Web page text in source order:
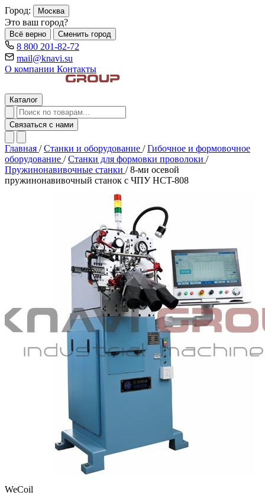
Город: Москва
Это ваш город?
Всё верно Сменить город
8 800 201-82-72
mail@knavi.su
О компании Контакты
Каталог
Связаться с нами
Главная / Станки и оборудование / Гибочное и формовочное
оборудование / Станки для формовки проволоки /
Пружинонавивочные станки / 8-ми осевой
пружинонавивочный станок с ЧПУ HCT-808
WeCoil